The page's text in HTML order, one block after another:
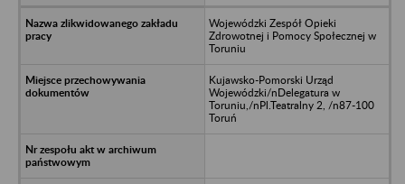
Wojewódzki Zespół Opieki
Zdrowotnej i Pomocy Społecznej w
Toruniu
Kujawsko-Pomorski Urząd
Wojewódzki/nDelegatura w
Toruniu,/nPl.Teatralny 2, /n87-100
Toruń